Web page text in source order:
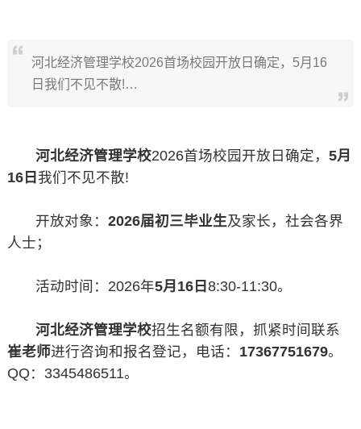
河北经济管理学校2026首场校园开放日确定，5月16
日我们不见不散!…
河北经济管理学校2026首场校园开放日确定， 5月
16日 我们不见不散!
开放对象： 2026届初三毕业生及家长，社会各界
人士；
活动时间：2026年5月16日 8:30-11:30。
河北经济管理学校招生名额有限，抓紧时间联系
崔老师进行咨询和报名登记，电话： 17367751679。
QQ：3345486511。